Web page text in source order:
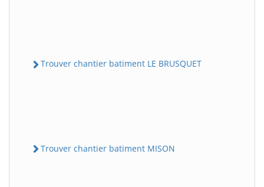
Trouver chantier batiment LE BRUSQUET
Trouver chantier batiment MISON